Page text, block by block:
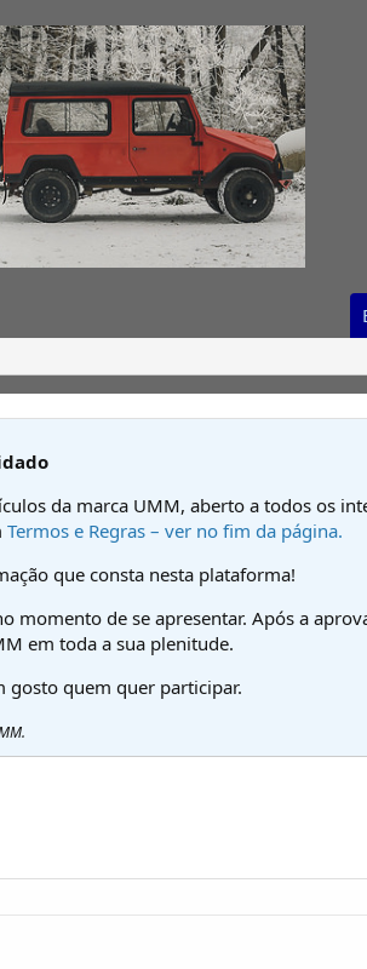
da marca UMM, aberto a todos os
Termos e Regras – ver no fim da página.
que consta nesta plataforma!
de se apresentar. Após a
em toda a sua plenitude.
gosto quem quer participar.